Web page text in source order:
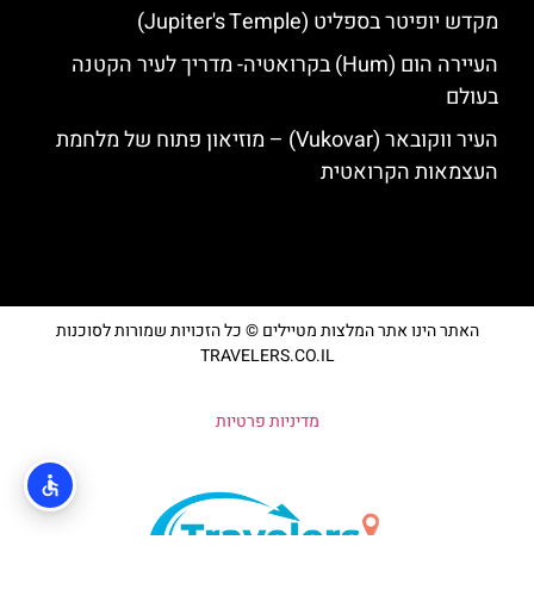
מקדש יופיטר בספליט (Jupiter's Temple)
העיירה הום (Hum) בקרואטיה- מדריך לעיר הקטנה
בעולם
העיר ווקובאר (Vukovar) – מוזיאון פתוח של מלחמת
העצמאות הקרואטית
האתר הינו אתר המלצות מטיילים © כל הזכויות שמורות לסוכנות
TRAVELERS.CO.IL
מדיניות פרטיות